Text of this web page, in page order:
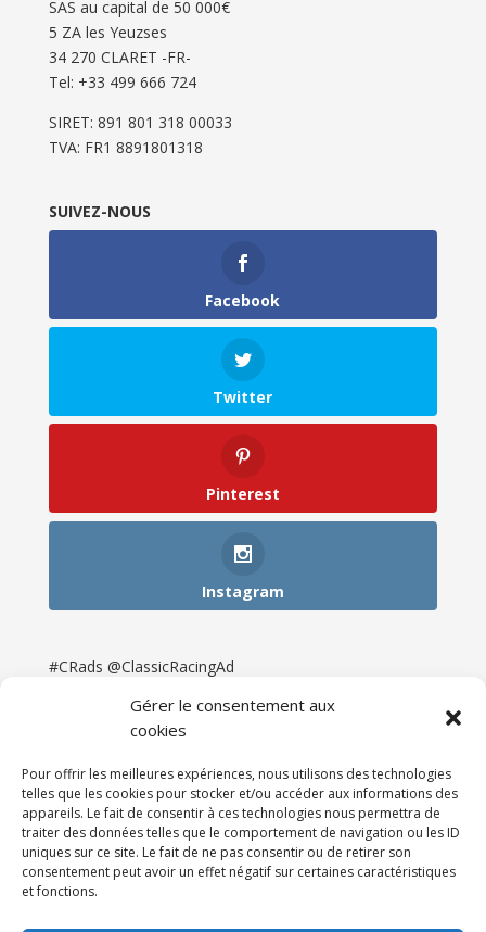
Gérer le consentement aux
cookies
Pour offrir les meilleures expériences, nous utilisons des technologies
telles que les cookies pour stocker et/ou accéder aux informations des
appareils. Le fait de consentir à ces technologies nous permettra de
traiter des données telles que le comportement de navigation ou les ID
uniques sur ce site. Le fait de ne pas consentir ou de retirer son
consentement peut avoir un effet négatif sur certaines caractéristiques
et fonctions.
SAS au capital de 50 000€
5 ZA les Yeuzses
34 270 CLARET -FR-
Tel: ‭+33 499 666 724‬
SIRET: 891 801 318 00033
TVA: FR1 8891801318
SUIVEZ-NOUS
Facebook
Twitter
Pinterest
Instagram
#CRads @ClassicRacingAd